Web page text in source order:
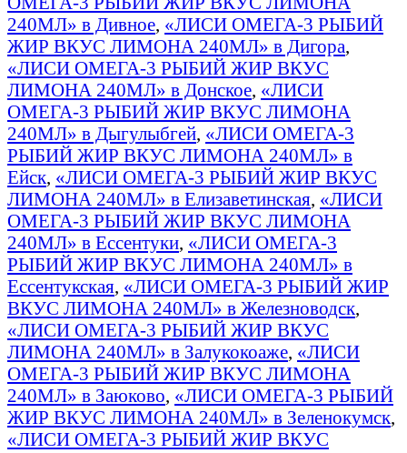
240МЛ» в Дивное, «ЛИСИ ОМЕГА-3 РЫБИЙ
ЖИР ВКУС ЛИМОНА 240МЛ» в Дигора,
«ЛИСИ ОМЕГА-3 РЫБИЙ ЖИР ВКУС
ЛИМОНА 240МЛ» в Донское, «ЛИСИ
ОМЕГА-3 РЫБИЙ ЖИР ВКУС ЛИМОНА
240МЛ» в Дыгулыбгей, «ЛИСИ ОМЕГА-3
РЫБИЙ ЖИР ВКУС ЛИМОНА 240МЛ» в
Ейск, «ЛИСИ ОМЕГА-3 РЫБИЙ ЖИР ВКУС
ЛИМОНА 240МЛ» в Елизаветинская, «ЛИСИ
ОМЕГА-3 РЫБИЙ ЖИР ВКУС ЛИМОНА
240МЛ» в Ессентуки, «ЛИСИ ОМЕГА-3
РЫБИЙ ЖИР ВКУС ЛИМОНА 240МЛ» в
Ессентукская, «ЛИСИ ОМЕГА-3 РЫБИЙ ЖИР
ВКУС ЛИМОНА 240МЛ» в Железноводск,
«ЛИСИ ОМЕГА-3 РЫБИЙ ЖИР ВКУС
ЛИМОНА 240МЛ» в Залукокоаже, «ЛИСИ
ОМЕГА-3 РЫБИЙ ЖИР ВКУС ЛИМОНА
240МЛ» в Заюково, «ЛИСИ ОМЕГА-3 РЫБИЙ
ЖИР ВКУС ЛИМОНА 240МЛ» в Зеленокумск,
«ЛИСИ ОМЕГА-3 РЫБИЙ ЖИР ВКУС